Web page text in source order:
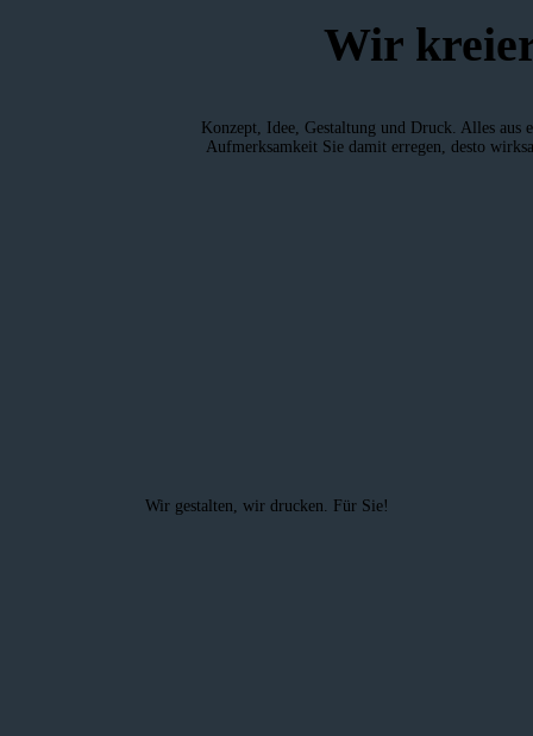
Wir
Konzept, Idee, Gestaltung und Druck. Alles
Aufmerksamkeit Sie damit erregen, desto
Wir gestalten, wir drucken. Für Sie!